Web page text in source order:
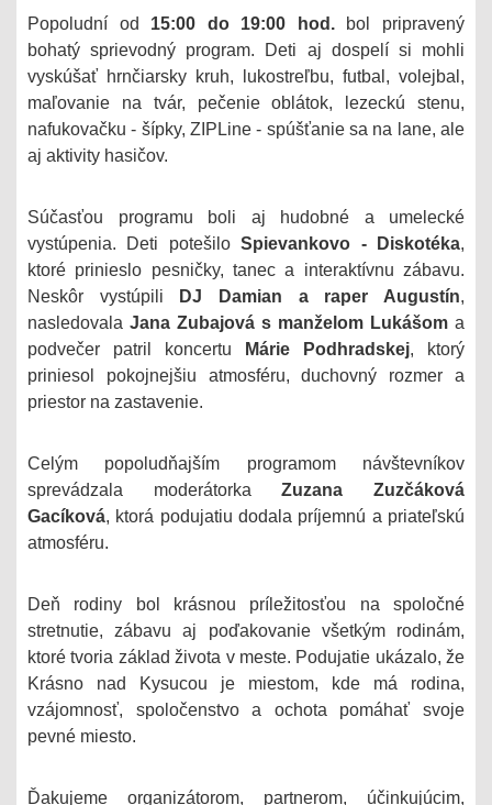
Popoludní od 15:00 do 19:00 hod.bol pripravený
bohatý sprievodný program. Deti aj dospelí si mohli
vyskúšať hrnčiarsky kruh, lukostreľbu, futbal, volejbal,
maľovanie na tvár, pečenie oblátok, lezeckú stenu,
nafukovačku - šípky, ZIPLine - spúšťanie sa na lane, ale
aj aktivity hasičov.
Súčasťou programu boli aj hudobné a umelecké
vystúpenia. Deti potešiloSpievankovo - Diskotéka,
ktoré prinieslo pesničky, tanec a interaktívnu zábavu.
Neskôr vystúpili
DJ Damian a raper Augustín,
nasledovala Jana Zubajová s manželom Lukášom a
podvečer patril koncertu
Márie Podhradskej, ktorý
priniesol pokojnejšiu atmosféru, duchovný rozmer a
priestor na zastavenie.
Celým popoludňajším programom návštevníkov
sprevádzala moderátorkaZuzana Zuzčáková
Gacíková, ktorá podujatiu dodala príjemnú a priateľskú
atmosféru.
Deň rodiny bol krásnou príležitosťou na spoločné
stretnutie, zábavu aj poďakovanie všetkým rodinám,
ktoré tvoria základ života v meste. Podujatie ukázalo, že
Krásno nad Kysucou je miestom, kde má rodina,
vzájomnosť, spoločenstvo a ochota pomáhať svoje
pevné miesto.
Ďakujeme organizátorom, partnerom, účinkujúcim,